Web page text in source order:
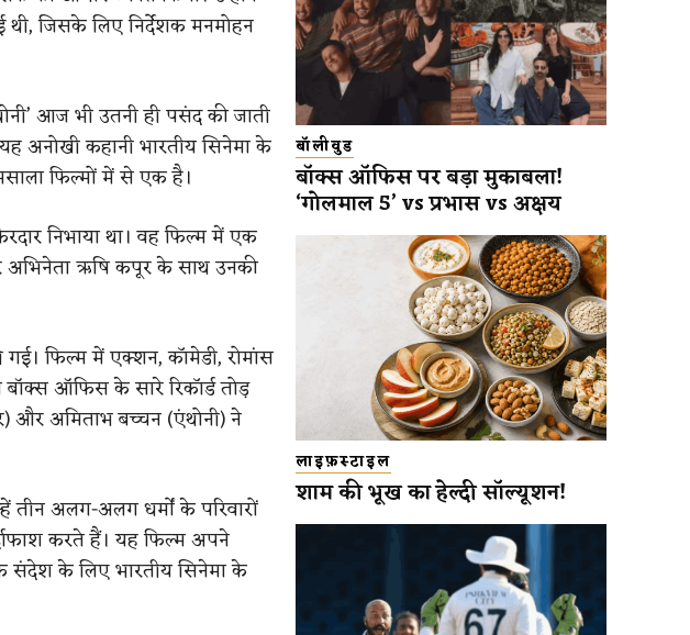
थी, जिसके लिए निर्देशक मनमोहन
आज भी उतनी ही पसंद की जाती
अनोखी कहानी भारतीय सिनेमा के
फिल्मों में से एक है।
निभाया था। वह फिल्म में एक
ऋषि कपूर के साथ उनकी
गई। फिल्म में एक्शन, कॉमेडी, रोमांस
ऑफिस के सारे रिकॉर्ड तोड़
और अमिताभ बच्चन (एंथोनी) ने
तीन अलग-अलग धर्मों के परिवारों
करते हैं। यह फिल्म अपने
के लिए भारतीय सिनेमा के
बॉलीवुड
बॉक्स ऑफिस पर बड़ा मुकाबला!
‘गोलमाल 5’ vs प्रभास vs अक्षय
लाइफ़स्टाइल
शाम की भूख का हेल्दी सॉल्यूशन!